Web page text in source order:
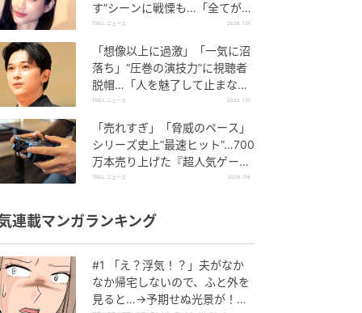
す”シーンに戦慄も…「全てが最
高」称賛多数の【名作ドラマ
TRILL ニュース 2026.7.31
「想像以上に過激」「一気に沼
落ち」“圧巻の演技力”に視聴者
脱帽…「人を魅了して止まな
い」絶賛集まる『吉沢亮』出演
TRILL ニュース 2026.7.31
「売れすぎ」「脅威のペース」
シリーズ史上“最速ヒット”…700
万本売り上げた『超人気ゲー
ム』が大反響のワケ
TRILL ニュース 2026.7.16
連載マンガランキング
#1 「え？浮気！？」夫がなか
なか帰宅しないので、ふと外を
見ると…→予期せぬ光景が！｜